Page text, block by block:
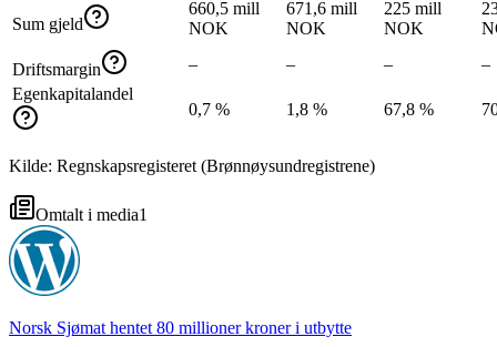
Sum gjeld
660,5 mill
NOK
671,6 mill
NOK
225 mill
NOK
Driftsmargin – – –
–
Egenkapitalandel
0,7 %
1,8 % 67,8 %
Kilde: Regnskapsregisteret (Brønnøysundregistrene)
Omtalt i media1
Norsk Sjømat hentet 80 millioner kroner i utbytte